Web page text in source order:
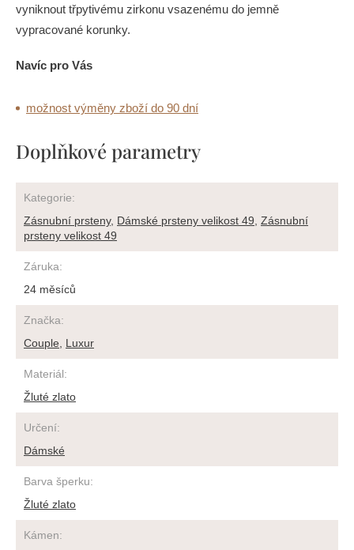
vyniknout třpytivému zirkonu vsazenému do jemně
vypracované korunky.
Navíc pro Vás
možnost výměny zboží do 90 dní
Doplňkové parametry
Kategorie:
Zásnubní prsteny, Dámské prsteny velikost 49 Zásnubní
prsteny velikost 49
Záruka:
24 měsíců
Značka:
Couple
Luxur
Materiál:
Žluté zlato
Určení:
Dámské
Barva šperku:
Žluté zlato
Kámen: